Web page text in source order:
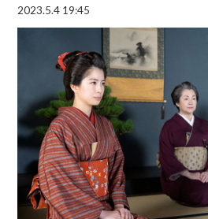
2023.5.4 19:45